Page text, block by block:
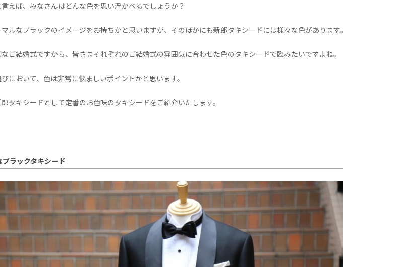
えば、みなさんはどんな色を思い浮かべるでしょうか？
ルなブラックのイメージをお持ちかと思いますが、そのほかにも新郎タキシードには様々な色があります。
ご結婚式ですから、皆さまそれぞれのご結婚式の雰囲気に合わせた色のタキシードで臨みたいですよね。
において、色は非常に悩ましいポイントかと思います。
タキシードとして定番のお色味のタキシードをご紹介いたします。
ラックタキシード